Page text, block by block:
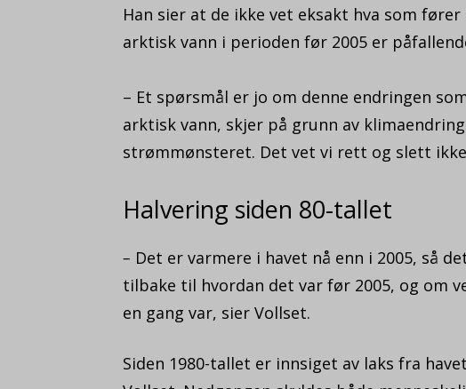
Han sier at de ikke vet eksakt hva som
arktisk vann i perioden før 2005 er
– Et spørsmål er jo om denne endringen
arktisk vann, skjer på grunn av
strømmønsteret. Det vet vi rett og slett
Halvering siden 80-tallet
– Det er varmere i havet nå enn i 2005, så
tilbake til hvordan det var før 2005, og om
en gang var, sier Vollset.
Siden 1980-tallet er innsiget av laks fra